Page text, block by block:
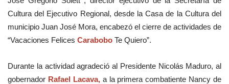
Cultura del Ejecutivo Regional, desde la Casa de la Cultura del
municipio Juan José Mora, encabezó el cierre de actividades de
“Vacaciones Felices Carabobo Te Quiero”.
Durante la actividad agradeció al Presidente Nicolás Maduro, al
gobernador Rafael Lacava,a la primera combatiente Nancy de